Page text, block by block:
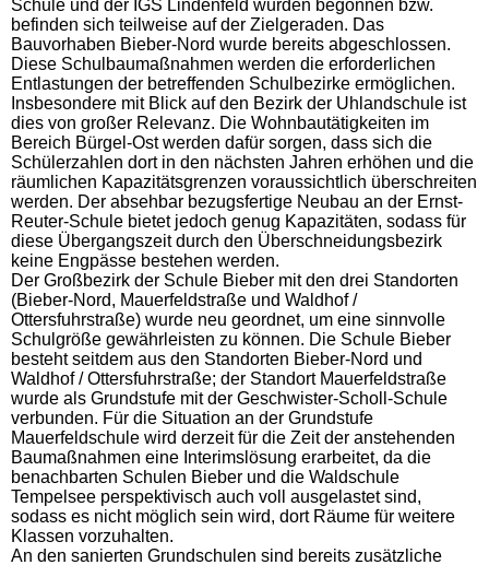
Schule und der IGS Lindenfeld wurden begonnen bzw.
befinden sich teilweise auf der Zielgeraden. Das
Bauvorhaben Bieber-Nord wurde bereits abgeschlossen.
Diese Schulbaumaßnahmen werden die erforderlichen
Entlastungen der betreffenden Schulbezirke ermöglichen.
Insbesondere mit Blick auf den Bezirk der Uhlandschule ist
dies von großer Relevanz. Die Wohnbautätigkeiten im
Bereich Bürgel-Ost werden dafür sorgen, dass sich die
Schülerzahlen dort in den nächsten Jahren erhöhen und die
räumlichen Kapazitätsgrenzen voraussichtlich überschreiten
werden. Der absehbar bezugsfertige Neubau an der Ernst-
Reuter-Schule bietet jedoch genug Kapazitäten, sodass für
diese Übergangszeit durch den Überschneidungsbezirk
keine Engpässe bestehen werden.
Der Großbezirk der Schule Bieber mit den drei Standorten
(Bieber-Nord, Mauerfeldstraße und Waldhof /
Ottersfuhrstraße) wurde neu geordnet, um eine sinnvolle
Schulgröße gewährleisten zu können. Die Schule Bieber
besteht seitdem aus den Standorten Bieber-Nord und
Waldhof / Ottersfuhrstraße; der Standort Mauerfeldstraße
wurde als Grundstufe mit der Geschwister-Scholl-Schule
verbunden. Für die Situation an der Grundstufe
Mauerfeldschule wird derzeit für die Zeit der anstehenden
Baumaßnahmen eine Interimslösung erarbeitet, da die
benachbarten Schulen Bieber und die Waldschule
Tempelsee perspektivisch auch voll ausgelastet sind,
sodass es nicht möglich sein wird, dort Räume für weitere
Klassen vorzuhalten.
An den sanierten Grundschulen sind bereits zusätzliche